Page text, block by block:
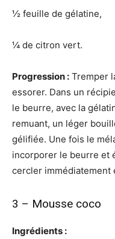
½ feuille de gélatine,
¼ de citron vert.
Progression : Tremper
essorer. Dans un
le beurre, avec la
remuant, un léger
gélifiée. Une fois le
incorporer le beurre et
cercler immédiatement
3 – Mousse coco
Ingrédients :